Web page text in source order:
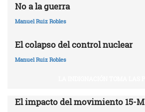
No a la guerra
Manuel Ruiz Robles
El colapso del control nuclear
Manuel Ruiz Robles
El impacto del movimiento 15-M